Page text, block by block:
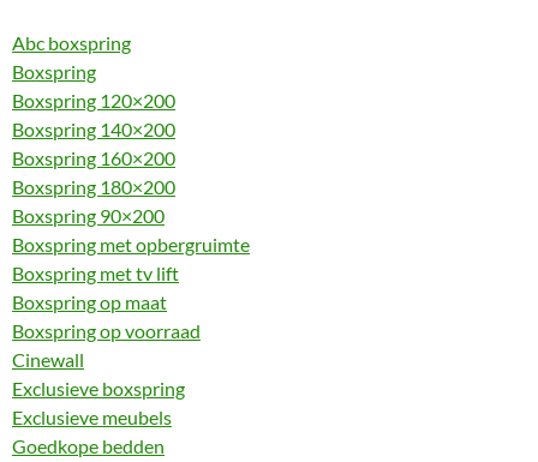
Abc boxspring
Boxspring
Boxspring 120×200
Boxspring 140×200
Boxspring 160×200
Boxspring 180×200
Boxspring 90×200
Boxspring met opbergruimte
Boxspring met tv lift
Boxspring op maat
Boxspring op voorraad
Cinewall
Exclusieve boxspring
Exclusieve meubels
Goedkope bedden